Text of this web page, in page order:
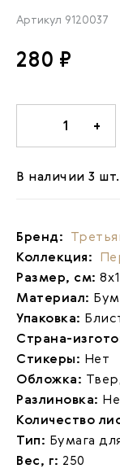
Артикул 9120037
280 ₽
1 +
В наличии 3 шт.
Бренд:
Коллекция:
Размер, см:
Материал:
Упаковка:
Страна-
Стикеры: Нет
Обложка:
Разлиновка:
Количество
Тип: Бумага
Вес, г: 250